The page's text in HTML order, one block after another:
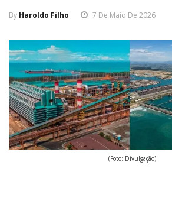
By Haroldo Filho 7 De Maio De 2026
(Foto: Divulgação)